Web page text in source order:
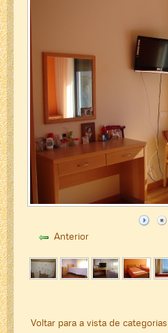
Anterior
Voltar para a vista de categorias